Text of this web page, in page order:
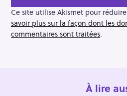
g
a
t
i
Ce site utilise Akismet pour
savoir plus sur la façon dont les
commentaires sont traitées.
À lire